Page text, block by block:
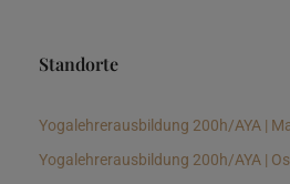
Standorte
Yogalehrerausbildung 200h/AYA |
Yogalehrerausbildung 200h/AYA |